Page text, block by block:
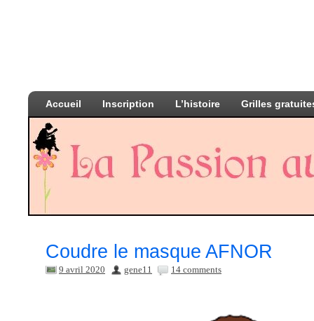
Accueil Inscription L’histoire Grilles
Coudre le masque AFNOR
9 avril 2020 gene11 14 comments